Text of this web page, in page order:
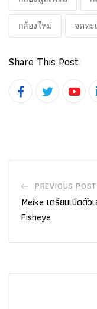
กล้องใหม่ จดทะ
Share This Post:
PREVIOUS POST
Meike เตรียมเปิดตั
Fisheye